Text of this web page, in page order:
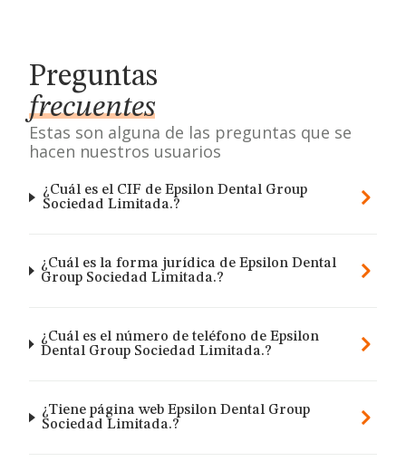
Preguntas
frecuentes
Estas son alguna de las preguntas que se
hacen nuestros usuarios
¿Cuál es el CIF de Epsilon Dental Group
Sociedad Limitada.?
¿Cuál es la forma jurídica de Epsilon Dental
Group Sociedad Limitada.?
¿Cuál es el número de teléfono de Epsilon
Dental Group Sociedad Limitada.?
¿Tiene página web Epsilon Dental Group
Sociedad Limitada.?